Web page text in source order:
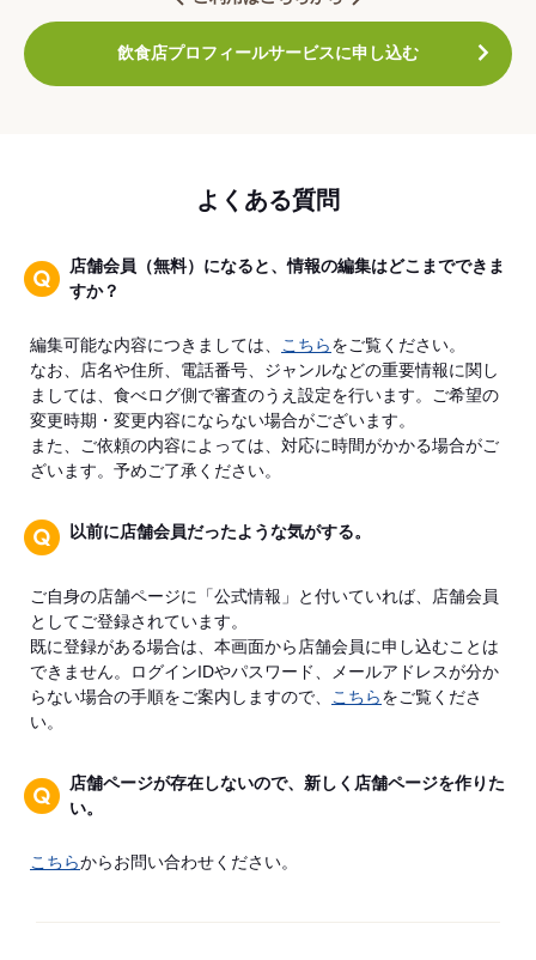
飲食店プロフィールサービスに申し込む
よくある質問
店舗会員（無料）になると、情報の編集はどこまでできま
すか？
編集可能な内容につきましては、 こちらをご覧ください。
なお、店名や住所、電話番号、ジャンルなどの重要情報に関し
ましては、食べログ側で審査のうえ設定を行います。ご希望の
変更時期・変更内容にならない場合がございます。
また、ご依頼の内容によっては、対応に時間がかかる場合がご
ざいます。予めご了承ください。
以前に店舗会員だったような気がする。
ご自身の店舗ページに「公式情報」と付いていれば、店舗会員
としてご登録されています。
既に登録がある場合は、本画面から店舗会員に申し込むことは
できません。ログインIDやパスワード、メールアドレスが分か
らない場合の手順をご案内しますので、
こちらをご覧くださ
い。
店舗ページが存在しないので、新しく店舗ページを作りた
い。
こちらからお問い合わせください。